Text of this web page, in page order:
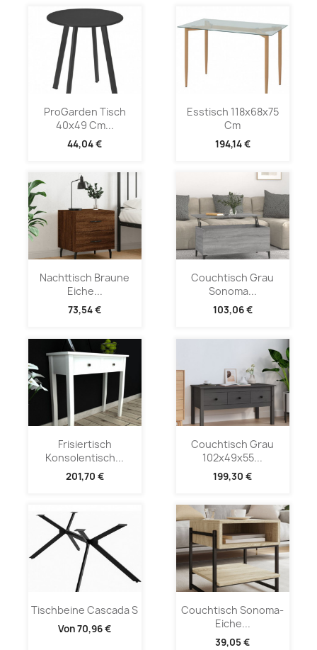
ProGarden Tisch
40x49 Cm...
44,04 €
Esstisch 118x68x75
Cm
194,14 €
Nachttisch Braune
Eiche...
73,54 €
Couchtisch Grau
Sonoma...
103,06 €
Frisiertisch
Konsolentisch...
201,70 €
Couchtisch Grau
102x49x55...
199,30 €
Tischbeine Cascada S
Von70,96 €
Couchtisch Sonoma-
Eiche...
39,05 €